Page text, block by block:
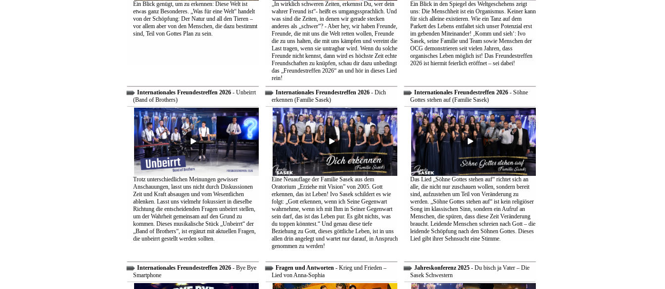
Ein Blick genügt, um zu erkennen: Diese Welt ist
etwas ganz Besonderes. „Was für eine Welt“ handelt
von der Schöpfung: Der Natur und all den Tieren –
vor allem aber von den Menschen, die dazu bestimmt
sind, Teil von Gottes Plan zu sein.
„In wirklich schweren Zeiten, erkennst Du, wer dein
wahrer Freund ist“- heißt es umgangssprachlich. Und
was sind die Zeiten, in denen wir gerade stecken
anderes als „schwer“? - Aber hey, wir haben Freunde,
Freunde, die mit uns die Welt retten wollen, Freunde
die zu uns halten, die mit uns kämpfen und vereint die
Last tragen, wenn sie untragbar wird. Wenn du solche
Freunde nicht kennst, dann wird es höchste Zeit echte
Freundschaften zu knüpfen, schau dir dazu unbedingt
das „Freundestreffen 2026“ an und hör in dieses Lied
rein!
Ein Blick in den Spiegel des Weltgeschehens zeigt
uns: Die Menschheit ist ein Organismus. Keiner kann
für sich alleine existieren. Wie ein Tanz auf dem
Parkett des Lebens entfaltet sich unser Potenzial erst
im gebenden Miteinander! ‚Komm und sieh‘: Ivo
Sasek, seine Familie und Team sowie Menschen der
OCG demonstrieren seit vielen Jahren, dass
organisches Leben möglich ist! Das Freundestreffen
2026 ist hiermit feierlich eröffnet – sei dabei!
Internationales Freundestreffen 2026- Unbeirrt
(Band of Brothers)
Trotz unterschiedlichen Meinungen gewisser
Anschauungen, lasst uns nicht durch Diskussionen
Zeit und Kraft absaugen und vom Wesentlichen
ablenken. Lasst uns vielmehr fokussiert in dieselbe
Richtung die entscheidenden Fragen unbeirrt stellen,
um der Wahrheit gemeinsam auf den Grund zu
kommen. Dieses musikalische Stück „Unbeirrt“ der
„Band of Brothers“, ist ergänzt mit aktuellen Fragen,
die unbeirrt gestellt werden sollten.
Internationales Freundestreffen 2026- Dich
erkennen (Familie Sasek)
Eine Neuauflage der Familie Sasek aus dem
Oratorium „Erziehe mit Vision” von 2005. Gott
erkennen, das ist Leben! Ivo Sasek schildert es wie
folgt: „Gott erkennen, wenn ich Seine Gegenwart
wahrnehme, wenn ich mit Ihm in Seiner Gegenwart
sein darf, das ist das Leben pur. Es gibt nichts, was
du toppen könntest.“ Und genau diese tiefe
Beziehung zu Gott, dieses göttliche Leben, ist in uns
allen drin angelegt und wartet nur darauf, in Anspruch
genommen zu werden!
Internationales Freundestreffen 2026- Söhne
Gottes stehen auf (Familie Sasek)
Das Lied „Söhne Gottes stehen auf“ richtet sich an
alle, die nicht nur zuschauen wollen, sondern bereit
sind, aufzustehen um Teil von Veränderung zu
werden. „Söhne Gottes stehen auf“ ist kein religiöser
Song im klassischen Sinn, sondern ein Aufruf an
Menschen, die spüren, dass diese Zeit Veränderung
braucht. Leidende Menschen schreien nach Gott – die
leidende Schöpfung nach den Söhnen Gottes. Dieses
Lied gibt ihrer Sehnsucht eine Stimme.
Internationales Freundestreffen 2026- Bye Bye
Smartphone
Fragen und Antworten- Krieg und Frieden –
Lied von Anna-Sophia
Jahreskonferenz 2025- Du bisch ja Vater – Die
Sasek Schwestern